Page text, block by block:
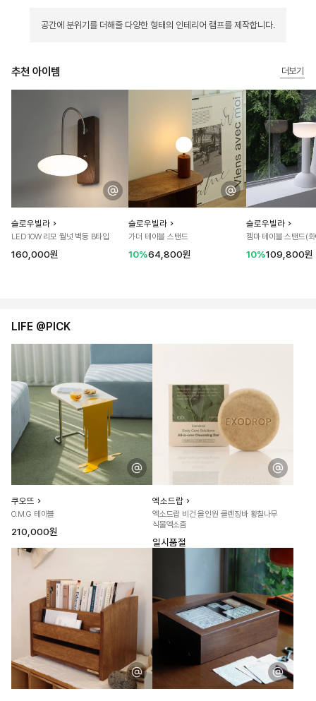
공간에 분위기를 더해줄 다양한 형태의 인테리어 램프를 제작합니다.
추천 아이템 더보기
슬로우빌라
LED 10W 리모 월넛 벽등 B타입
160,000원
슬로우빌라
가더 테이블 스탠드
10%64,800원
슬로우빌라
젬마 테이블 스탠드(
10%109,800원
LIFE @PICK
쿠오뜨
O.M.G 테이블
210,000원
엑소드랍
엑소드랍 비건 올인원 클렌징바 황칠나무
식물엑소좀
일시품절